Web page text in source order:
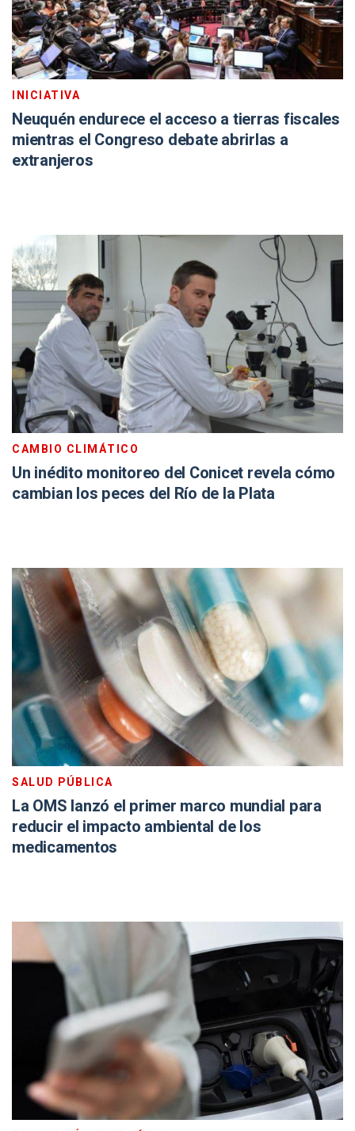
INICIATIVA
Neuquén endurece el acceso a tierras fiscales
mientras el Congreso debate abrirlas a
extranjeros
CAMBIO CLIMÁTICO
Un inédito monitoreo del Conicet revela cómo
cambian los peces del Río de la Plata
SALUD PÚBLICA
La OMS lanzó el primer marco mundial para
reducir el impacto ambiental de los
medicamentos